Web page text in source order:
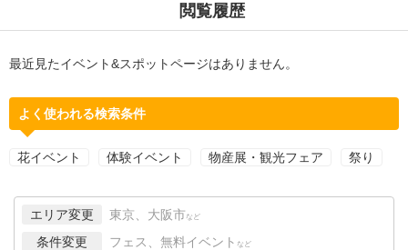
閲覧履歴
最近見たイベント&スポットページはありません。
よく使われる検索条件
花イベント 体験イベント 物産展・観光フェア 祭り
エリア変更 東京、大阪市 など
条件変更 フェス、無料イベント など